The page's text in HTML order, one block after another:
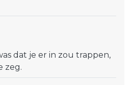
dat je er in zou trappen,
zeg.